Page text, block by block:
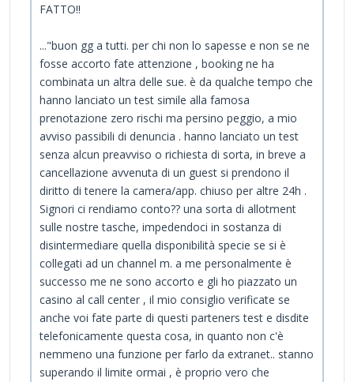
FATTO!!
..."buon gg a tutti. per chi non lo sapesse e non se ne
fosse accorto fate attenzione , booking ne ha
combinata un altra delle sue. è da qualche tempo che
hanno lanciato un test simile alla famosa
prenotazione zero rischi ma persino peggio, a mio
avviso passibili di denuncia . hanno lanciato un test
senza alcun preavviso o richiesta di sorta, in breve a
cancellazione avvenuta di un guest si prendono il
diritto di tenere la camera/app. chiuso per altre 24h .
Signori ci rendiamo conto?? una sorta di allotment
sulle nostre tasche, impedendoci in sostanza di
disintermediare quella disponibilità specie se si è
collegati ad un channel m. a me personalmente è
successo me ne sono accorto e gli ho piazzato un
casino al call center , il mio consiglio verificate se
anche voi fate parte di questi parteners test e disdite
telefonicamente questa cosa, in quanto non c'è
nemmeno una funzione per farlo da extranet.. stanno
superando il limite ormai , è proprio vero che